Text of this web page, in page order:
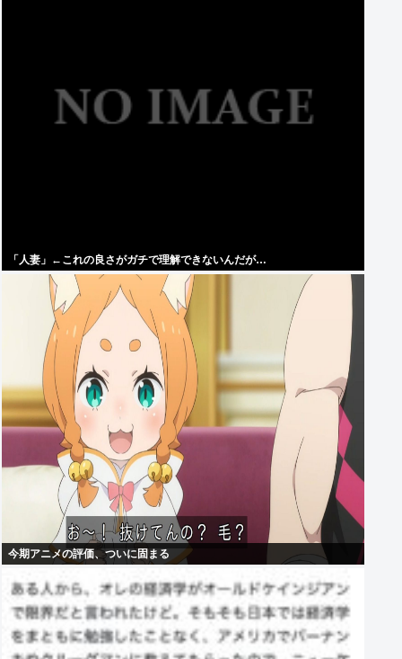
「人妻」←これの良さがガチで理解できないんだが…
今期アニメの評価、ついに固まる